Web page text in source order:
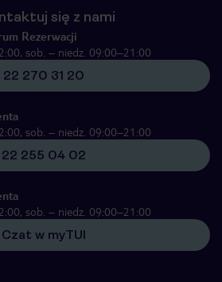
się z nami
Rezerwacji
sob. – niedz. 09:00–21:00
22 270 31 20
sob. – niedz. 09:00–21:00
22 255 04 02
sob. – niedz. 09:00–21:00
Czat w myTUI